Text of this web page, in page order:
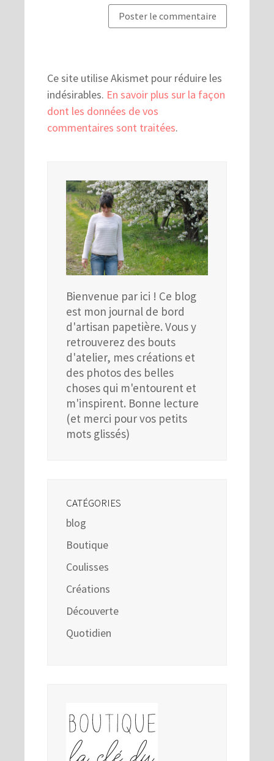
Ce site utilise Akismet pour réduire les
indésirables. En savoir plus sur la façon
dont les données de vos
commentaires sont traitées.
Bienvenue par ici ! Ce blog
est mon journal de bord
d'artisan papetière. Vous y
retrouverez des bouts
d'atelier, mes créations et
des photos des belles
choses qui m'entourent et
m'inspirent. Bonne lecture
(et merci pour vos petits
mots glissés)
CATÉGORIES
blog
Boutique
Coulisses
Créations
Découverte
Quotidien